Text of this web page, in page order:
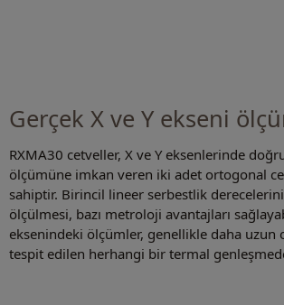
Gerçek X ve Y ekseni
RXMA30 cetveller, X ve Y eksenlerinde
ölçümüne imkan veren iki adet ortogonal
sahiptir. Birincil lineer serbestlik
ölçülmesi, bazı metroloji avantajları
eksenindeki ölçümler, genellikle daha uzun
tespit edilen herhangi bir termal